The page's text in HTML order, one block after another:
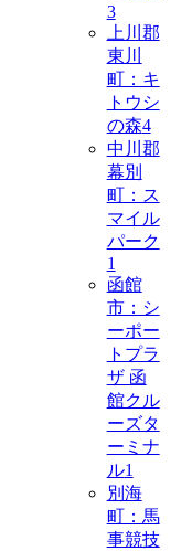
3
上川郡
東川
町：キ
トウシ
の森4
中川郡
幕別
町：ス
マイル
パーク
1
函館
市：シ
ーポー
トプラ
ザ 函
館クル
ーズタ
ーミナ
ル1
別海
町：馬
事競技